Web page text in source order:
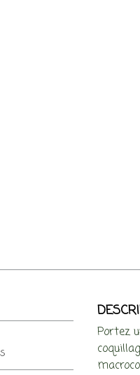
Portez